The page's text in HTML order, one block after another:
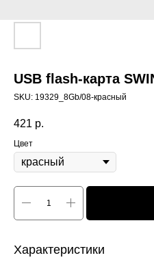
USB flash-карта
SKU: 19329_8Gb/08-красный
421 р.
Цвет
Характеристики